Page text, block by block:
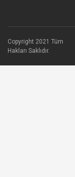
Copyright 2021 Tüm
Hakları Saklıdır.